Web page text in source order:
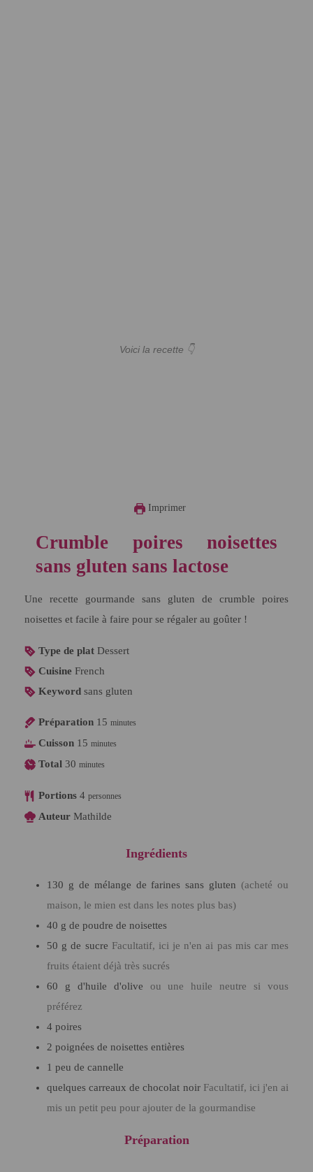
Voici la recette 👇
Imprimer
Crumble poires noisettes
sans gluten sans lactose
Une recette gourmande sans gluten de crumble poires
noisettes et facile à faire pour se régaler au goûter !
Type de plat Dessert
Cuisine French
Keyword sans gluten
Préparation 15 minutes
Cuisson 15 minutes
Total 30 minutes
Portions 4 personnes
Auteur Mathilde
Ingrédients
130 g de mélange de farines sans gluten (acheté ou
maison, le mien est dans les notes plus bas)
40 g de poudre de noisettes
50 g de sucre Facultatif, ici je n'en ai pas mis car mes
fruits étaient déjà très sucrés
60
g d'huile d'olive
ou une huile neutre si vous
préférez
4 poires
2 poignées de noisettes entières
1 peu de cannelle
quelques carreaux de chocolat noir Facultatif, ici j'en ai
mis un petit peu pour ajouter de la gourmandise
Préparation